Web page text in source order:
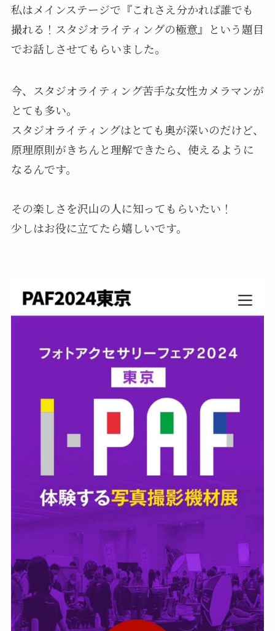
私はメインステージで『これさえ分かれば誰でも
撮れる！スタジオライティングの極意』という題目
でお話しさせてもらいました。
今、スタジオライティング苦手な女性カメラマンが
とても多い。
スタジオライティングはとても奥が深いのだけど、
原理原則がきちんと理解できたら、使えるように
なるんです。
その楽しさを沢山の人に知ってもらいたい！
少しはお役に立てたら嬉しいです。